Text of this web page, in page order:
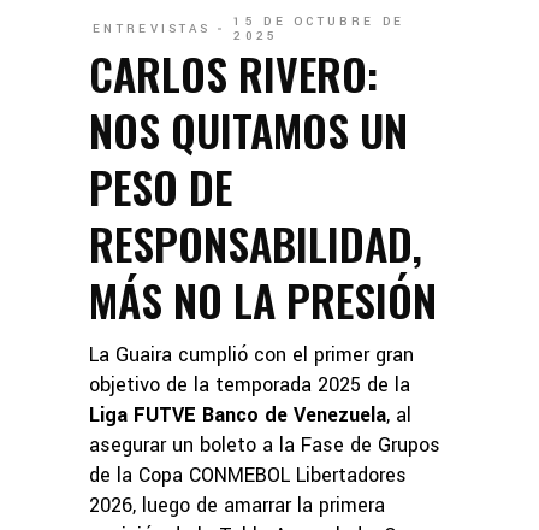
ENTREVISTAS
15 DE OCTUBRE DE
2025
CARLOS RIVERO:
NOS QUITAMOS UN
PESO DE
RESPONSABILIDAD,
MÁS NO LA PRESIÓN
La Guaira cumplió con el primer gran
objetivo de la temporada 2025 de la
Liga FUTVE Banco de Venezuela, al
asegurar un boleto a la Fase de Grupos
de la Copa CONMEBOL Libertadores
2026, luego de amarrar la primera